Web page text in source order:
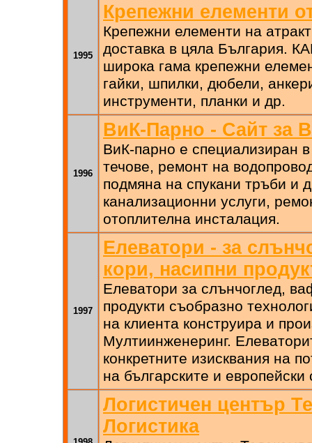
1995
Крепежни елементи
Крепежни елементи на
доставка в цяла България.
широка гама крепежни
гайки, шпилки, дюбели,
инструменти, планки и др.
1996
ВиК-Парно - Сайт за
ВиК-парно e специализиран
течове, ремонт на
подмяна на спукани тръби и
канализационни услуги,
отоплителна инсталация.
1997
Елеватори - за
кори, насипни
Елеватори за слънчоглед,
продукти съобразно
на клиента конструира и
Мултиинженеринг.
конкретните изисквания на
на българските и европейски
Логистичен център
Логистика